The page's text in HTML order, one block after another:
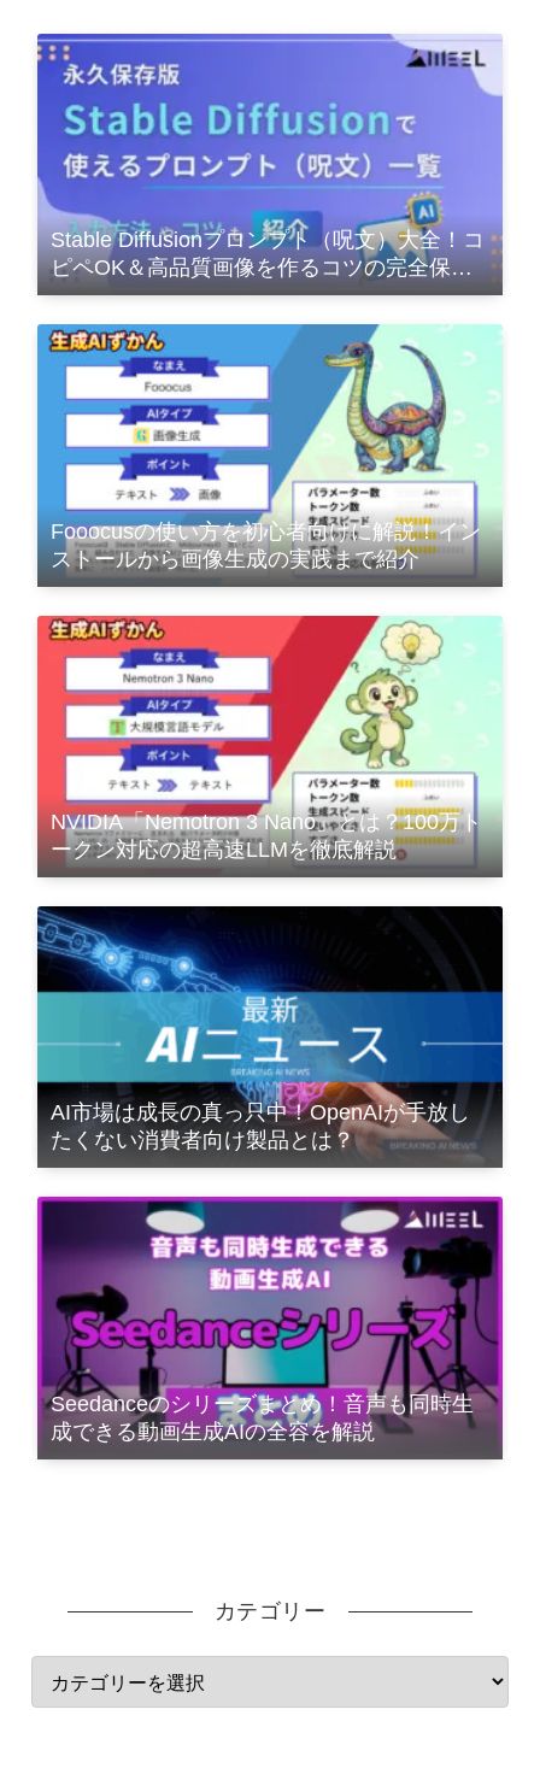
Stable Diffusionプロンプト（呪文）大全！コ
ピペOK＆高品質画像を作るコツの完全保存
版
Fooocusの使い方を初心者向けに解説！イン
ストールから画像生成の実践まで紹介
NVIDIA「Nemotron 3 Nano」とは？100万ト
ークン対応の超高速LLMを徹底解説
AI市場は成長の真っ只中！OpenAIが手放し
たくない消費者向け製品とは？
Seedanceのシリーズまとめ！音声も同時生
成できる動画生成AIの全容を解説
カテゴリー